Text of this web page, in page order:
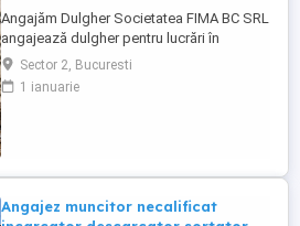
Angajăm Dulgher Societatea FIMA BC SRL
angajează dulgher pentru lucrări în
domeniul construcțiilor. Cerințe: *
Experiență în lucrări de dulgherie
constituie avantaj; * Seriozitate și
Sector 2, Bucuresti
1 ianuarie
Angajez muncitor necalificat